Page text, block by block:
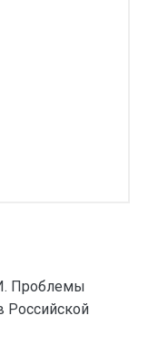
Проблемы
Российской